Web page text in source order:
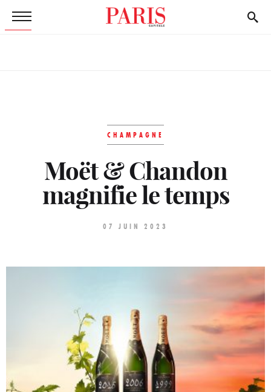
CHAMPAGNE
Moët & Chandon
magnifie le temps
07 JUIN 2023